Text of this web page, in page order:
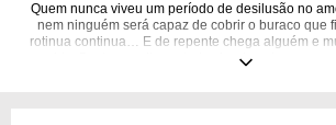
Quem nunca viveu um período de desilusão no
nem ninguém será capaz de cobrir o buraco que
rotinua continua… E de repente chega alguém e
sua vida. Basta um olhar e tudo vira de cabeça para